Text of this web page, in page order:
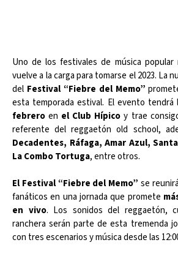
Uno de los festivales de música popular
vuelve a la carga para tomarse el 2023. La
del Festival “Fiebre del Memo”
esta temporada estival. El evento tendrá
febrero en el Club Hípico y trae
referente del reggaetón old school,
Decadentes, Ráfaga, Amar Azul,
La Combo Tortuga, entre otros.
El Festival “Fiebre del Memo” se
fanáticos en una jornada que promete
en vivo. Los sonidos del reggaetón,
ranchera serán parte de esta tremenda
con tres escenarios y música desde las